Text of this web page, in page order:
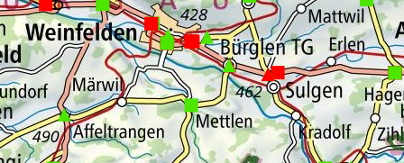
Erweiterte
Werkzeuge
Verkehr